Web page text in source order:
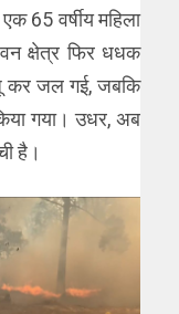
65 वर्षीय महिला
क्षेत्र फिर धधक
कर जल गई, जबकि
गया। उधर, अब
है।